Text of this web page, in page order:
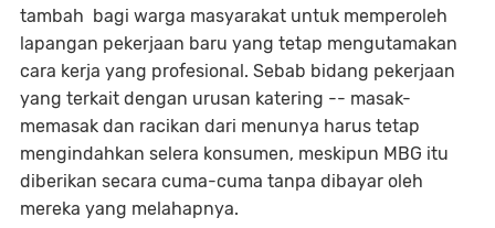
tambah bagi warga masyarakat untuk memperoleh
lapangan pekerjaan baru yang tetap mengutamakan
cara kerja yang profesional. Sebab bidang pekerjaan
yang terkait dengan urusan katering -- masak-
memasak dan racikan dari menunya harus tetap
mengindahkan selera konsumen, meskipun MBG itu
diberikan secara cuma-cuma tanpa dibayar oleh
mereka yang melahapnya.